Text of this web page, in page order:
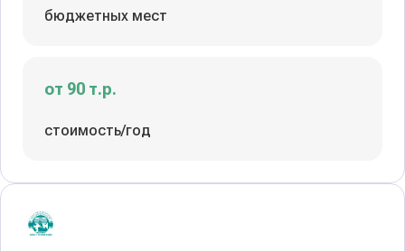
бюджетных мест
от 90 т.р.
стоимость/год